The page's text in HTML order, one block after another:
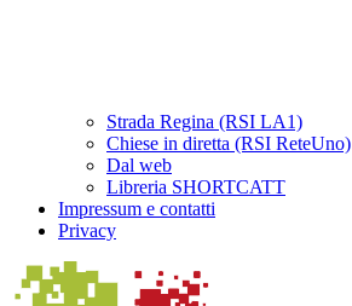
Strada Regina (RSI LA1)
Chiese in diretta (RSI ReteUno)
Dal web
Libreria SHORTCATT
Impressum e contatti
Privacy